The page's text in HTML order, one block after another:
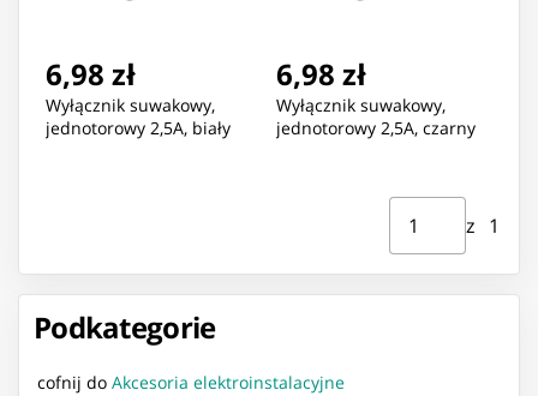
Podkategorie
cofnij do Akcesoria elektroinstalacyjne
6,98 zł
Wyłącznik suwakowy,
jednotorowy 2,5A, biały
6,98 zł
Wyłącznik suwakowy,
jednotorowy 2,5A, czarny
Strona ⁨1⁩ z ⁨1⁩
z ⁨1⁩
Przejdź do strony